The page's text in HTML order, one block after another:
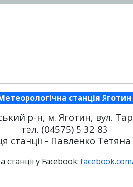
станція Яготин
р-н, м. Яготин, вул.
тел. (04575) 5 32 83
станції - Павленко Тетяна
станції у Facebook: